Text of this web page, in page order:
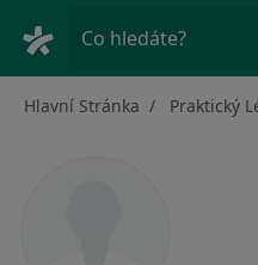
Co hledáte?
Hlavní Stránka Praktický